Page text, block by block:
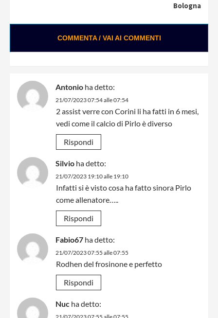
Bologna
COMMENTA / VAI AI COMMENTI
Antonio ha detto:
21/07/2023 07:54 alle 07:54
2 assist verre con Corini li ha fatti in 6 mesi,
vedi come il calcio di Pirlo è diverso
Rispondi
Silvio ha detto:
21/07/2023 19:10 alle 19:10
Infatti si è visto cosa ha fatto sinora Pirlo
come allenatore…..
Rispondi
Fabio67 ha detto:
21/07/2023 07:55 alle 07:55
Rodhen del frosinone e perfetto
Rispondi
Nuc ha detto: